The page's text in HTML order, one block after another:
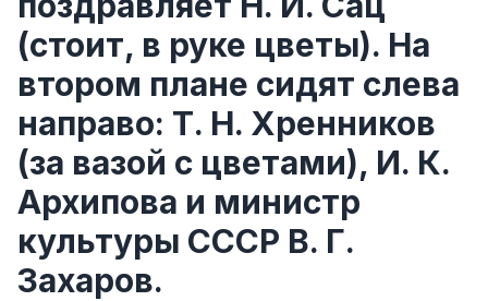
(стоит, в руке цветы). На
втором плане сидят слева
направо: Т. Н. Хренников
(за вазой с цветами), И. К.
Архипова и министр
культуры СССР В. Г.
Захаров.